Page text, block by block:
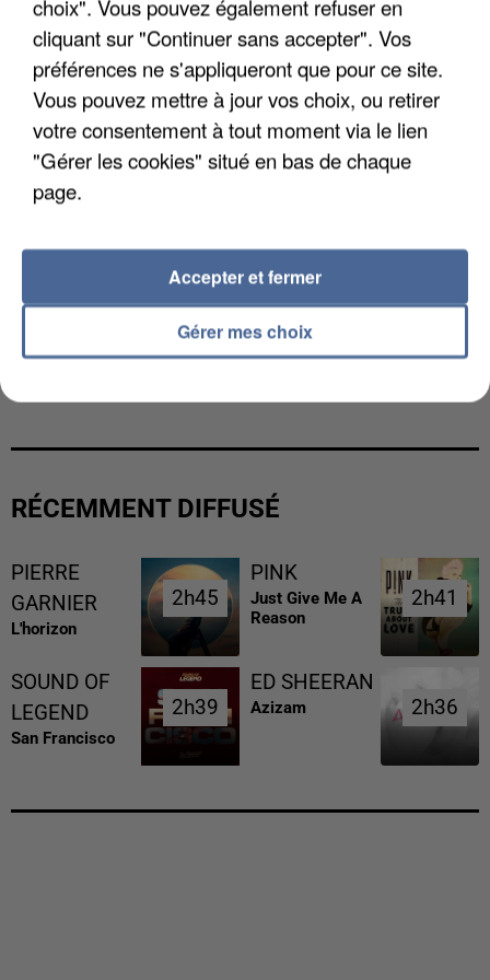
L’UN DES FONDATEURS SUPPOSÉS DE LA DZ
RÉCEMMENT DIFFUSÉ
PIERRE
GARNIER
L'horizon
2h45
2h45
PINK
Just Give Me A
Reason
2h41
2h41
SOUND OF
LEGEND
San Francisco
2h39
2h39
ED SHEERAN
Azizam 2h36
2h36
choix". Vous pouvez également refuser en
cliquant sur "Continuer sans accepter". Vos
préférences ne s'appliqueront que pour ce site.
Vous pouvez mettre à jour vos choix, ou retirer
votre consentement à tout moment via le lien
"Gérer les cookies" situé en bas de chaque
page.
Gérer mes choix
Accepter et fermer